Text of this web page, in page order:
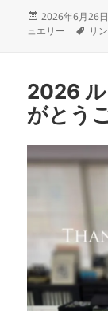
e
o
o
k
投
稿
2026年6月26日
ュエリー
タ
リ
2026 ル
がとう